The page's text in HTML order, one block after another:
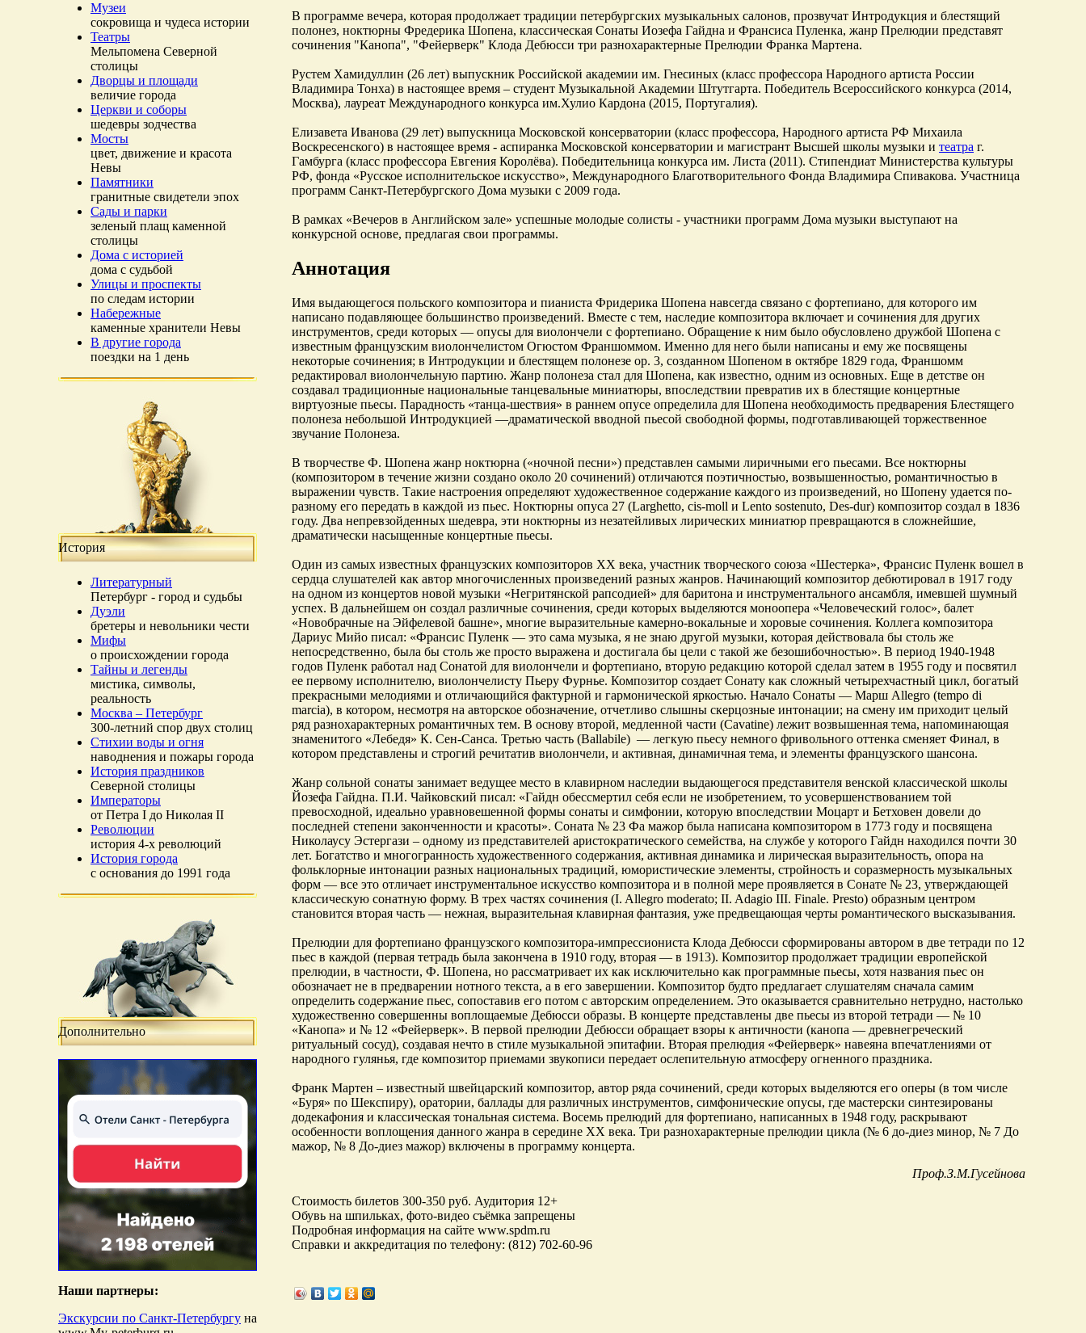
Музеи
сокровища и чудеса истории
Театры
Мельпомена Северной
столицы
Дворцы и площади
величие города
Церкви и соборы
шедевры зодчества
Мосты
цвет, движение и красота
Невы
Памятники
гранитные свидетели эпох
Сады и парки
зеленый плащ каменной
столицы
Дома с историей
дома с судьбой
Улицы и проспекты
по следам истории
Набережные
каменные хранители Невы
В другие города
поездки на 1 день
История
Литературный
Петербург - город и судьбы
Дуэли
бретеры и невольники чести
Мифы
о происхождении города
Тайны и легенды
мистика, символы,
реальность
Москва – Петербург
300-летний спор двух столиц
Стихии воды и огня
наводнения и пожары города
История праздников
Северной столицы
Императоры
от Петра I до Николая II
Революции
история 4-х революций
История города
с основания до 1991 года
Дополнительно
Наши партнеры:
Экскурсии по Санкт-Петербургу на
В программе вечера, которая продолжает традиции петербургских музыкальных салонов, прозвучат Интродукция и блестящий
полонез, ноктюрны Фредерика Шопена, классическая Сонаты Иозефа Гайдна и Франсиса Пуленка, жанр Прелюдии представят
сочинения "Канопа", "Фейерверк" Клода Дебюсси три разнохарактерные Прелюдии Франка Мартена.
Рустем Хамидуллин (26 лет) выпускник Российской академии им. Гнесиных (класс профессора Народного артиста России
Владимира Тонха) в настоящее время – студент Музыкальной Академии Штутгарта. Победитель Всероссийского конкурса (2014,
Москва), лауреат Международного конкурса им.Хулио Кардона (2015, Португалия).
Елизавета Иванова (29 лет) выпускница Московской консерватории (класс профессора, Народного артиста РФ Михаила
Воскресенского) в настоящее время - аспиранка Московской консерватории и магистрант Высшей школы музыки и театра г.
Гамбурга (класс профессора Евгения Королёва). Победительница конкурса им. Листа (2011). Стипендиат Министерства культуры
РФ, фонда «Русское исполнительское искусство», Международного Благотворительного Фонда Владимира Спивакова. Участница
программ Санкт-Петербургского Дома музыки с 2009 года.
В рамках «Вечеров в Английском зале» успешные молодые солисты - участники программ Дома музыки выступают на
конкурсной основе, предлагая свои программы.
Аннотация
Имя выдающегося польского композитора и пианиста Фридерика Шопена навсегда связано с фортепиано, для которого им
написано подавляющее большинство произведений. Вместе с тем, наследие композитора включает и сочинения для других
инструментов, среди которых — опусы для виолончели с фортепиано. Обращение к ним было обусловлено дружбой Шопена с
известным французским виолончелистом Огюстом Франшоммом. Именно для него были написаны и ему же посвящены
некоторые сочинения; в Интродукции и блестящем полонезе оp. 3, созданном Шопеном в октябре 1829 года, Франшомм
редактировал виолончельную партию. Жанр полонеза стал для Шопена, как известно, одним из основных. Еще в детстве он
создавал традиционные национальные танцевальные миниатюры, впоследствии превратив их в блестящие концертные
виртуозные пьесы. Парадность «танца-шествия» в раннем опусе определила для Шопена необходимость предварения Блестящего
полонеза небольшой Интродукцией —драматической вводной пьесой свободной формы, подготавливающей торжественное
звучание Полонеза.
В творчестве Ф. Шопена жанр ноктюрна («ночной песни») представлен самыми лиричными его пьесами. Все ноктюрны
(композитором в течение жизни создано около 20 сочинений) отличаются поэтичностью, возвышенностью, романтичностью в
выражении чувств. Такие настроения определяют художественное содержание каждого из произведений, но Шопену удается по-
разному его передать в каждой из пьес. Ноктюрны опуса 27 (Larghetto, cis-moll и Lento sostenuto, Des-dur) композитор создал в 1836
году. Два непревзойденных шедевра, эти ноктюрны из незатейливых лирических миниатюр превращаются в сложнейшие,
драматически насыщенные концертные пьесы.
Один из самых известных французских композиторов ХХ века, участник творческого союза «Шестерка», Франсис Пуленк вошел в
сердца слушателей как автор многочисленных произведений разных жанров. Начинающий композитор дебютировал в 1917 году
на одном из концертов новой музыки «Негритянской рапсодией» для баритона и инструментального ансамбля, имевшей шумный
успех. В дальнейшем он создал различные сочинения, среди которых выделяются моноопера «Человеческий голос», балет
«Новобрачные на Эйфелевой башне», многие выразительные камерно-вокальные и хоровые сочинения. Коллега композитора
Дариус Мийо писал: «Франсис Пуленк — это сама музыка, я не знаю другой музыки, которая действовала бы столь же
непосредственно, была бы столь же просто выражена и достигала бы цели с такой же безошибочностью». В период 1940-1948
годов Пуленк работал над Сонатой для виолончели и фортепиано, вторую редакцию которой сделал затем в 1955 году и посвятил
ее первому исполнителю, виолончелисту Пьеру Фурнье. Композитор создает Сонату как сложный четырехчастный цикл, богатый
прекрасными мелодиями и отличающийся фактурной и гармонической яркостью. Начало Сонаты — Марш Allegro (tempo di
marcia), в котором, несмотря на авторское обозначение, отчетливо слышны скерцозные интонации; на смену им приходит целый
ряд разнохарактерных романтичных тем. В основу второй, медленной части (Cavatine) лежит возвышенная тема, напоминающая
знаменитого «Лебедя» К. Сен-Санса. Третью часть (Ballabile) — легкую пьесу немного фривольного оттенка сменяет Финал, в
котором представлены и строгий речитатив виолончели, и активная, динамичная тема, и элементы французского шансона.
Жанр сольной сонаты занимает ведущее место в клавирном наследии выдающегося представителя венской классической школы
Йозефа Гайдна. П.И. Чайковский писал: «Гайдн обессмертил себя если не изобретением, то усовершенствованием той
превосходной, идеально уравновешенной формы сонаты и симфонии, которую впоследствии Моцарт и Бетховен довели до
последней степени законченности и красоты». Соната № 23 Фа мажор была написана композитором в 1773 году и посвящена
Николаусу Эстергази – одному из представителей аристократического семейства, на службе у которого Гайдн находился почти 30
лет. Богатство и многогранность художественного содержания, активная динамика и лирическая выразительность, опора на
фольклорные интонации разных национальных традиций, юмористические элементы, стройность и соразмерность музыкальных
форм — все это отличает инструментальное искусство композитора и в полной мере проявляется в Сонате № 23, утверждающей
классическую сонатную форму. В трех частях сочинения (I. Allegro moderato; II. Adagio III. Finale. Presto) образным центром
становится вторая часть — нежная, выразительная клавирная фантазия, уже предвещающая черты романтического высказывания.
Прелюдии для фортепиано французского композитора-импрессиониста Клода Дебюсси сформированы автором в две тетради по 12
пьес в каждой (первая тетрадь была закончена в 1910 году, вторая — в 1913). Композитор продолжает традиции европейской
прелюдии, в частности, Ф. Шопена, но рассматривает их как исключительно как программные пьесы, хотя названия пьес он
обозначает не в предварении нотного текста, а в его завершении. Композитор будто предлагает слушателям сначала самим
определить содержание пьес, сопоставив его потом с авторским определением. Это оказывается сравнительно нетрудно, настолько
художественно совершенны воплощаемые Дебюсси образы. В концерте представлены две пьесы из второй тетради — № 10
«Канопа» и № 12 «Фейерверк». В первой прелюдии Дебюсси обращает взоры к античности (канопа — древнегреческий
ритуальный сосуд), создавая нечто в стиле музыкальной эпитафии. Вторая прелюдия «Фейерверк» навеяна впечатлениями от
народного гулянья, где композитор приемами звукописи передает ослепительную атмосферу огненного праздника.
Франк Мартен – известный швейцарский композитор, автор ряда сочинений, среди которых выделяются его оперы (в том числе
«Буря» по Шекспиру), оратории, баллады для различных инструментов, симфонические опусы, где мастерски синтезированы
додекафония и классическая тональная система. Восемь прелюдий для фортепиано, написанных в 1948 году, раскрывают
особенности воплощения данного жанра в середине ХХ века. Три разнохарактерные прелюдии цикла (№ 6 до-диез минор, № 7 До
мажор, № 8 До-диез мажор) включены в программу концерта.
Проф.З.М.Гусейнова
Стоимость билетов 300-350 руб. Аудитория 12+
Обувь на шпильках, фото-видео съёмка запрещены
Подробная информация на сайте www.spdm.ru
Справки и аккредитация по телефону: (812) 702-60-96